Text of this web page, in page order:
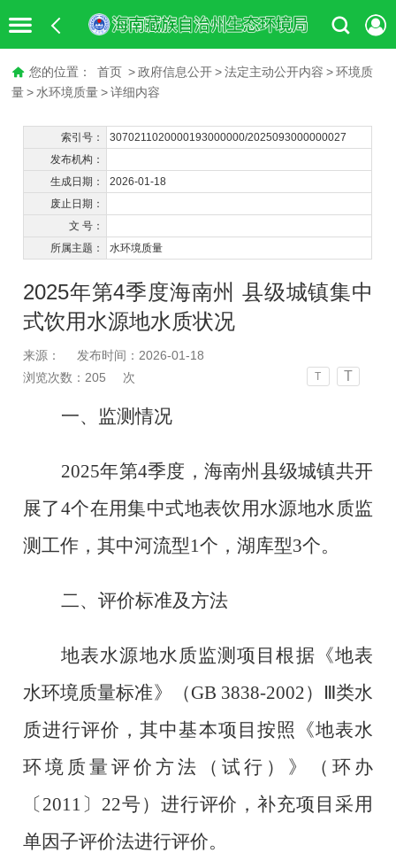
您的位置： 首页 > 政府信息公开 > 法定主动公开内容 > 环境质
量 > 水环境质量 > 详细内容
索引号：
3070211020000193000000/2025093000000027
发布机构：
生成日期：
2026-01-18
废止日期：
文 号：
所属主题：
水环境质量
2025年第4季度海南州 县级城镇集中
式饮用水源地水质状况
来源：
发布时间：2026-01-18
浏览次数： 205 次 T T
一、监测情况
2025年第4季度，海南州县级城镇共开
展了4个在用集中式地表饮用水源地水质监
测工作，其中河流型1个，湖库型3个。
二、评价标准及方法
地表水源地水质监测项目根据《地表
水环境质量标准》（GB 3838-2002）Ⅲ类水
质进行评价，其中基本项目按照《地表水
环境质量评价方法（试行）》（环办
〔2011〕22号）进行评价，补充项目采用
单因子评价法进行评价。